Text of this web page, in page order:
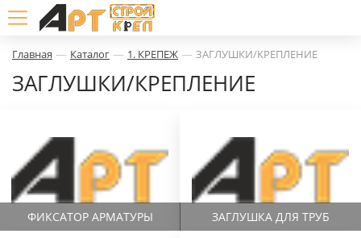
Главная — Каталог — 1. КРЕПЕЖ — ЗАГЛУШКИ/КРЕПЛЕНИЕ
ЗАГЛУШКИ/КРЕПЛЕНИЕ
ФИКСАТОР АРМАТУРЫ ЗАГЛУШКА ДЛЯ ТРУБ